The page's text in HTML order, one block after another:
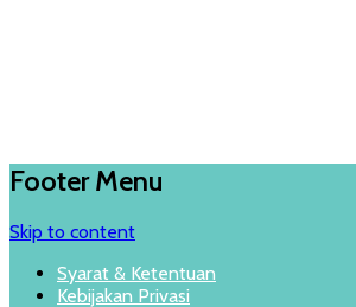
Footer Menu
Skip to content
Syarat & Ketentuan
Kebijakan Privasi